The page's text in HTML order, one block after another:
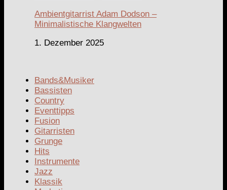
Ambientgitarrist Adam Dodson –
Minimalistische Klangwelten
1. Dezember 2025
Bands&Musiker
Bassisten
Country
Eventtipps
Fusion
Gitarristen
Grunge
Hits
Instrumente
Jazz
Klassik